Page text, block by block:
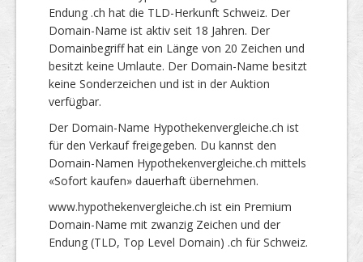
Endung .ch hat die TLD-Herkunft Schweiz. Der
Domain-Name ist aktiv seit 18 Jahren. Der
Domainbegriff hat ein Länge von 20 Zeichen und
besitzt keine Umlaute. Der Domain-Name besitzt
keine Sonderzeichen und ist in der Auktion
verfügbar.
Der Domain-Name Hypothekenvergleiche.ch ist
für den Verkauf freigegeben. Du kannst den
Domain-Namen Hypothekenvergleiche.ch mittels
«Sofort kaufen» dauerhaft übernehmen.
www.hypothekenvergleiche.ch ist ein Premium
Domain-Name mit zwanzig Zeichen und der
Endung (TLD, Top Level Domain) .ch für Schweiz.